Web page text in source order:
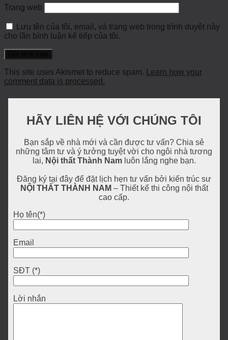
Trang web
Lưu tên của tôi, email, và trang web trong trình duyệt này
cho lần bình luận kế tiếp của tôi.
This site uses Akismet to reduce spam.
Learn how your
comment data is processed.
HÃY LIÊN HỆ VỚI CHÚNG TÔI
Bạn sắp về nhà mới và cần được tư vấn? Chia sẻ
những tâm tư và ý tưởng tuyệt vời cho ngôi nhà tương
lai, Nội thất Thành Namluôn lắng nghe bạn.
Đăng ký tại đây để đặt lịch hẹn tư vấn bởi kiến trúc sư
NỘI THẤT THÀNH NAM – Thiết kế thi công nội thất
cao cấp.
Họ tên(*)
Email
SĐT (*)
Lời nhắn